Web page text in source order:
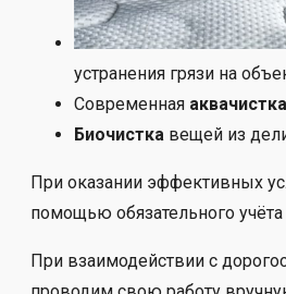
устранения грязи на
Современная аквачистка
Биочистка вещей из
При оказании эффективных
помощью обязательного
При взаимодействии с